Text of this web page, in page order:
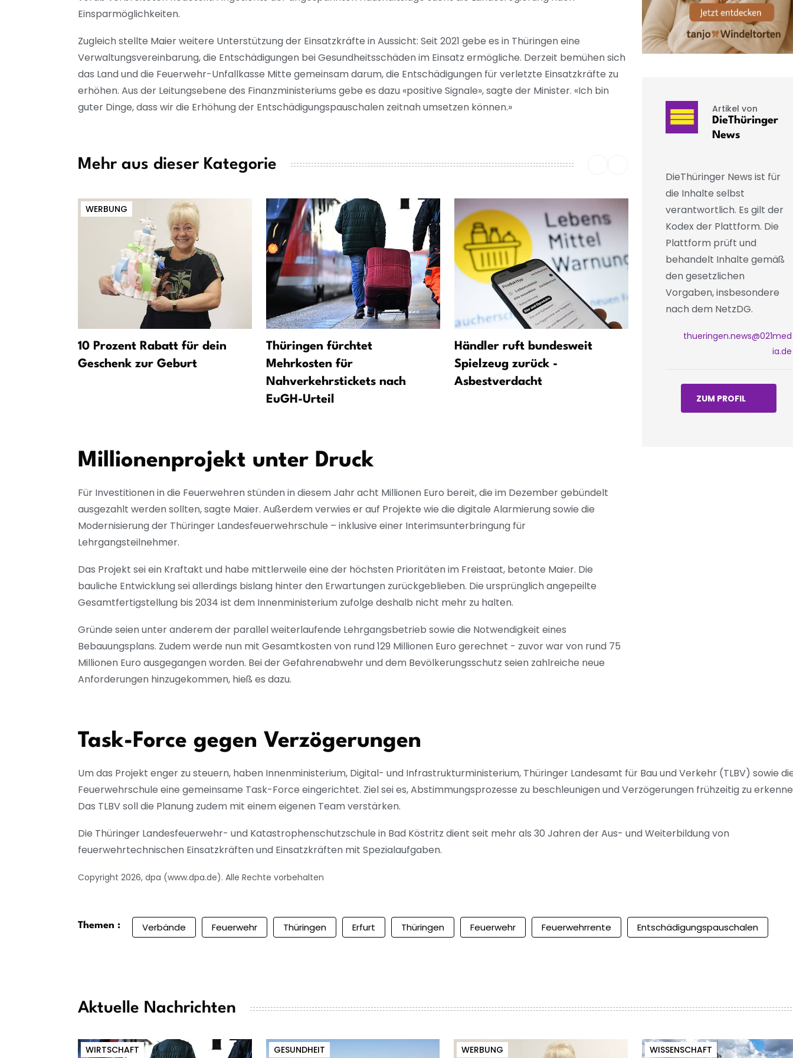
Einsparmöglichkeiten.
Zugleich stellte Maier weitere Unterstützung der Einsatzkräfte in Aussicht: Seit 2021 gebe es in Thüringen eine
Verwaltungsvereinbarung, die Entschädigungen bei Gesundheitsschäden im Einsatz ermögliche. Derzeit bemühen sich
das Land und die Feuerwehr-Unfallkasse Mitte gemeinsam darum, die Entschädigungen für verletzte Einsatzkräfte zu
erhöhen. Aus der Leitungsebene des Finanzministeriums gebe es dazu «positive Signale», sagte der Minister. «Ich bin
guter Dinge, dass wir die Erhöhung der Entschädigungspauschalen zeitnah umsetzen können.»
Mehr aus dieser Kategorie
WERBUNG
10 Prozent Rabatt für dein
Geschenk zur Geburt
Thüringen fürchtet
Mehrkosten für
Nahverkehrstickets nach
EuGH-Urteil
Händler ruft bundesweit
Spielzeug zurück -
Asbestverdacht
China-Geschäft macht
Millionenprojekt unter Druck
Für Investitionen in die Feuerwehren stünden in diesem Jahr acht Millionen Euro bereit, die im Dezember gebündelt
ausgezahlt werden sollten, sagte Maier. Außerdem verwies er auf Projekte wie die digitale Alarmierung sowie die
Modernisierung der Thüringer Landesfeuerwehrschule – inklusive einer Interimsunterbringung für
Lehrgangsteilnehmer.
Das Projekt sei ein Kraftakt und habe mittlerweile eine der höchsten Prioritäten im Freistaat, betonte Maier. Die
bauliche Entwicklung sei allerdings bislang hinter den Erwartungen zurückgeblieben. Die ursprünglich angepeilte
Gesamtfertigstellung bis 2034 ist dem Innenministerium zufolge deshalb nicht mehr zu halten.
Gründe seien unter anderem der parallel weiterlaufende Lehrgangsbetrieb sowie die Notwendigkeit eines
Bebauungsplans. Zudem werde nun mit Gesamtkosten von rund 129 Millionen Euro gerechnet - zuvor war von rund 75
Millionen Euro ausgegangen worden. Bei der Gefahrenabwehr und dem Bevölkerungsschutz seien zahlreiche neue
Anforderungen hinzugekommen, hieß es dazu.
Artikel von
DieThüringer
News
DieThüringer News ist für
die Inhalte selbst
verantwortlich. Es gilt der
Kodex der Plattform. Die
Plattform prüft und
behandelt Inhalte gemäß
den gesetzlichen
Vorgaben, insbesondere
nach dem NetzDG.
thueringen.news@021med
ia.de
ZUM PROFIL
Task-Force gegen Verzögerungen
Um das Projekt enger zu steuern, haben Innenministerium, Digital- und Infrastrukturministerium, Thüringer Landesamt für Bau und Verkehr (TLBV) sowie
Feuerwehrschule eine gemeinsame Task-Force eingerichtet. Ziel sei es, Abstimmungsprozesse zu beschleunigen und Verzögerungen frühzeitig zu
Das TLBV soll die Planung zudem mit einem eigenen Team verstärken.
Die Thüringer Landesfeuerwehr- und Katastrophenschutzschule in Bad Köstritz dient seit mehr als 30 Jahren der Aus- und Weiterbildung von
feuerwehrtechnischen Einsatzkräften und Einsatzkräften mit Spezialaufgaben.
Copyright 2026, dpa (www.dpa.de). Alle Rechte vorbehalten
Themen : Verbände Feuerwehr Thüringen Erfurt Thüringen Feuerwehr Feuerwehrrente Entschädigungspauschalen
Aktuelle Nachrichten
WIRTSCHAFT GESUNDHEIT WERBUNG WISSENSCHAFT